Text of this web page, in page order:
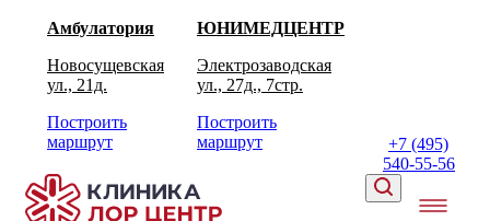
Амбулатория
Новосущевская
ул., 21д.
Построить
маршрут
ЮНИМЕДЦЕНТР
Электрозаводская
ул., 27д., 7стр.
Построить
маршрут
+7 (495)
540-55-56